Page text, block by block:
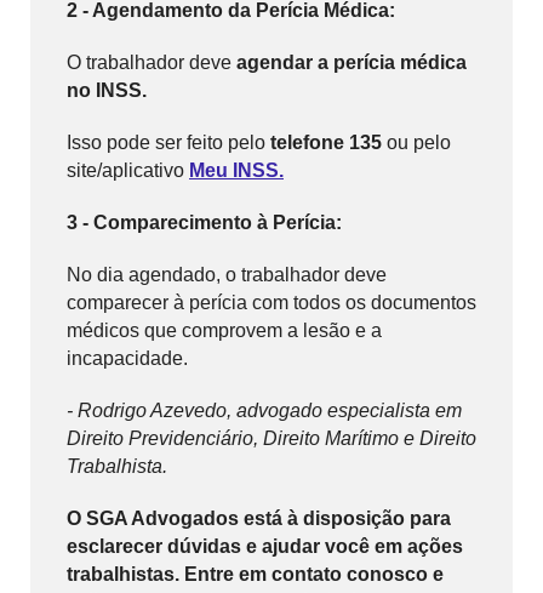
2 - Agendamento da Perícia Médica:
O trabalhador deve agendar a perícia médica
no INSS.
Isso pode ser feito pelo telefone 135 ou pelo
site/aplicativo Meu INSS.
3 - Comparecimento à Perícia:
No dia agendado, o trabalhador deve
comparecer à perícia com todos os documentos
médicos que comprovem a lesão e a
incapacidade.
- Rodrigo Azevedo, advogado especialista em
Direito Previdenciário, Direito Marítimo e Direito
Trabalhista.
O SGA Advogados está à disposição para
esclarecer dúvidas e ajudar você em ações
trabalhistas. Entre em contato conosco e